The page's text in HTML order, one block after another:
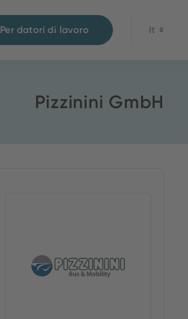
Per datori di lavoro It
Pizzinini GmbH